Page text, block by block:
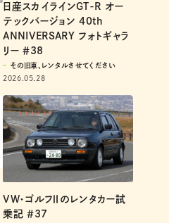
日産スカイラインGT-R オー
テックバージョン 40th
ANNIVERSARY フォトギャラ
リー ＃38
その旧車、レンタルさせてください
2026.05.28
VW・ゴルフⅡのレンタカー試
乗記 ＃37